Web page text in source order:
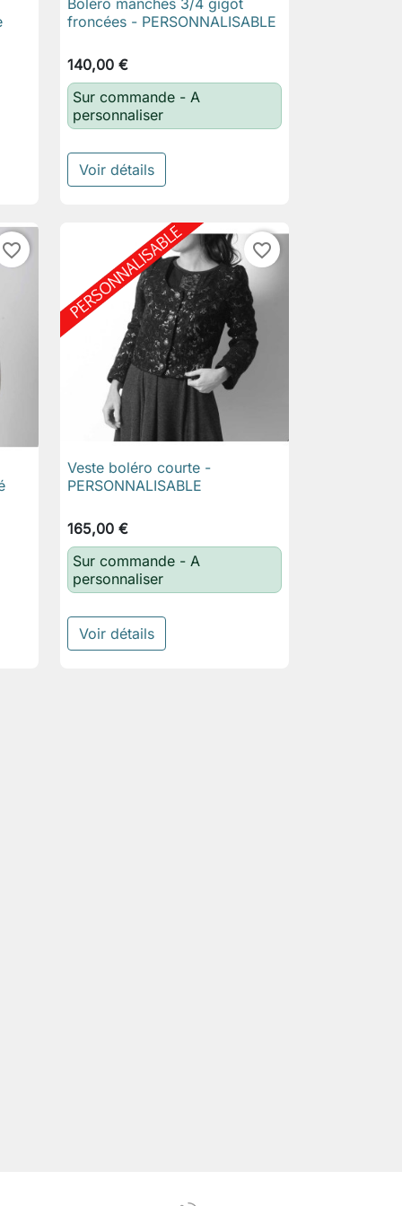
 Aperçu rapide
Boléro manches 3/4 gigot
froncées - PERSONNALISABLE
140,00 €
Sur commande - A
personnaliser
Voir détails
favorite_border favorite_border
 Aperçu rapide
Veste boléro courte -
PERSONNALISABLE
165,00 €
Sur commande - A
personnaliser
Voir détails